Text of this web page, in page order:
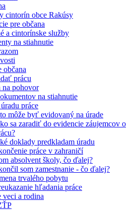
cintorín obce Rakúsy
pre občana
a cintorínske služby
na stiahnutie
občana
prácu
na pohovor
na stiahnutie
práce
môže byť evidovaný na úrade
sa zaradiť do evidencie záujemcov o
doklady predkladam úradu
práce v zahraničí
absolvent školy, čo ďalej?
som zamestnanie - čo ďalej?
trvalého pobytu
hľadania práce
veci a rodina